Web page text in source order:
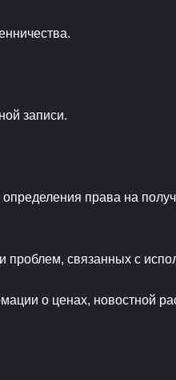
записи.
права на
проблем, связанных с
о ценах, новостной